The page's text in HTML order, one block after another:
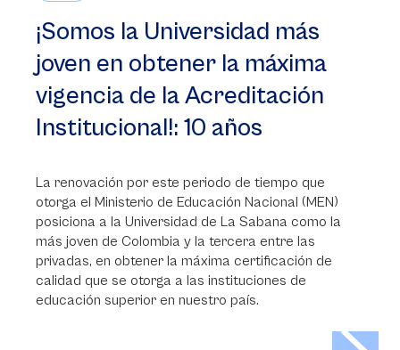
¡Somos la Universidad más
joven en obtener la máxima
vigencia de la Acreditación
Institucional!: 10 años
La renovación por este periodo de tiempo que
otorga el Ministerio de Educación Nacional (MEN)
posiciona a la Universidad de La Sabana como la
más joven de Colombia y la tercera entre las
privadas, en obtener la máxima certificación de
calidad que se otorga a las instituciones de
educación superior en nuestro país.